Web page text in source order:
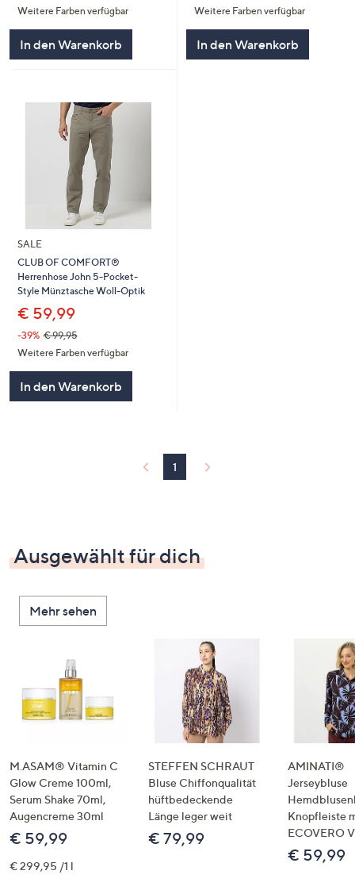
Weitere Farben verfügbar
In den Warenkorb
Weitere Farben verfügbar
In den Warenkorb
SALE
CLUB OF COMFORT®
Herrenhose John 5-Pocket-
Style Münztasche Woll-Optik
€ 59,99
-39% € 99,95
Weitere Farben verfügbar
In den Warenkorb
1
Ausgewählt für dich
Mehr sehen
M.ASAM® Vitamin C
Glow Creme 100ml,
Serum Shake 70ml,
Augencreme 30ml
€ 59,99
€ 299,95 /1 l
STEFFEN SCHRAUT
Bluse Chiffonqualität
hüftbedeckende
Länge leger weit
€ 79,99
AMINATI®
Jerseybluse
Knopfleiste
ECOVERO
€ 59,99